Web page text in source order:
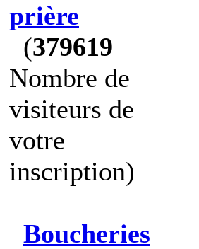
prière
(379619
Nombre de
visiteurs de
votre
inscription)
Boucheries